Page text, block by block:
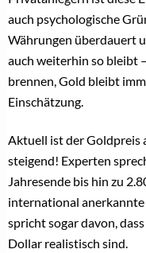
LABORDIAMANTEN
DIARA Studios: Eine
Verlobungsringen